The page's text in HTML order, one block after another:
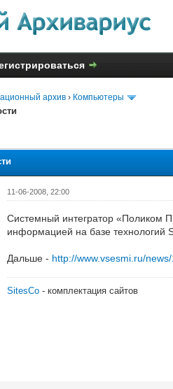
архив › Компьютеры
11-06-2008, 22:00
Системный интегратор «Поликом
информацией на базе технологий
Дальше - http://www.vsesmi.ru/
SitesCo- комплектация сайтов